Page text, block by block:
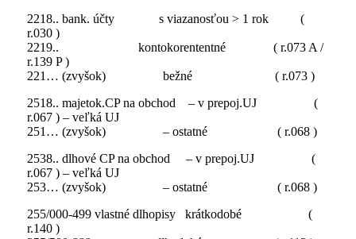
2218.. bank. účty s viazanosťou > 1 rok (
r.030 )
2219.. kontokorententné ( r.073 A /
r.139 P )
221… (zvyšok) bežné ( r.073 )
2518.. majetok.CP na obchod – v prepoj.UJ (
r.067 ) – veľká UJ
251… (zvyšok) – ostatné ( r.068 )
2538.. dlhové CP na obchod – v prepoj.UJ (
r.067 ) – veľká UJ
253… (zvyšok) – ostatné ( r.068 )
255/000-499 vlastné dlhopisy krátkodobé (
r.140 )